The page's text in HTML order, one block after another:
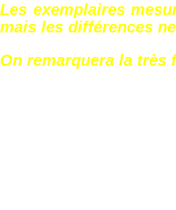
Les exemplaires
mais les différences
On remarquera la très